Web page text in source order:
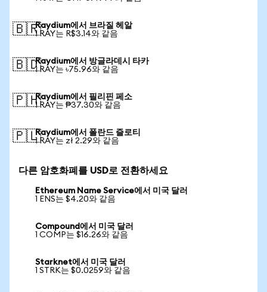
🇧🇷Raydium에서 브라질 헤알
1 RAY는 R$3.14와 같음
🇧🇩Raydium에서 방글라데시 타카
1 RAY는 ৳75.96와 같음
🇵🇭Raydium에서 필리핀 페소
1 RAY는 ₱37.30와 같음
🇵🇱Raydium에서 폴란드 즐로티
1 RAY는 zł 2.29와 같음
다른 암호화폐를 USD로 전환하세요
Ethereum Name Service에서 미국 달러
1 ENS는 $4.20와 같음
Compound에서 미국 달러
1 COMP는 $16.26와 같음
Starknet에서 미국 달러
1 STRK는 $0.0259와 같음